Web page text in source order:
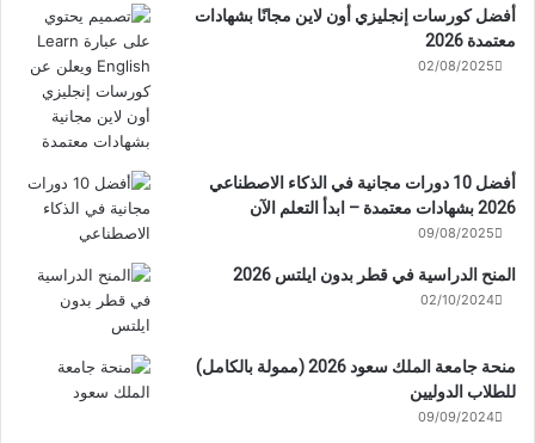
أفضل كورسات إنجليزي أون لاين مجانًا بشهادات
معتمدة 2026
02/08/2025
أفضل 10 دورات مجانية في الذكاء الاصطناعي
2026 بشهادات معتمدة – ابدأ التعلم الآن
09/08/2025
المنح الدراسية في قطر بدون ايلتس 2026
02/10/2024
منحة جامعة الملك سعود 2026 (ممولة بالكامل)
للطلاب الدوليين
09/09/2024